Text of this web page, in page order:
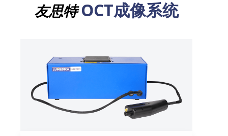
友思特OCT成像系统